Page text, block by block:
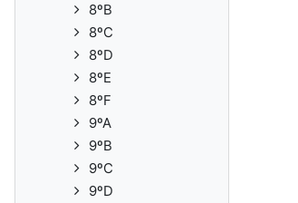
8ºB
8ºC
8ºD
8ºE
8ºF
9ºA
9ºB
9ºC
9ºD